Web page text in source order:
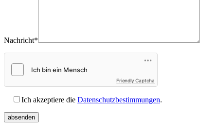
Nachricht*
Friendly Captcha
Ich akzeptiere die Datenschutzbestimmungen.